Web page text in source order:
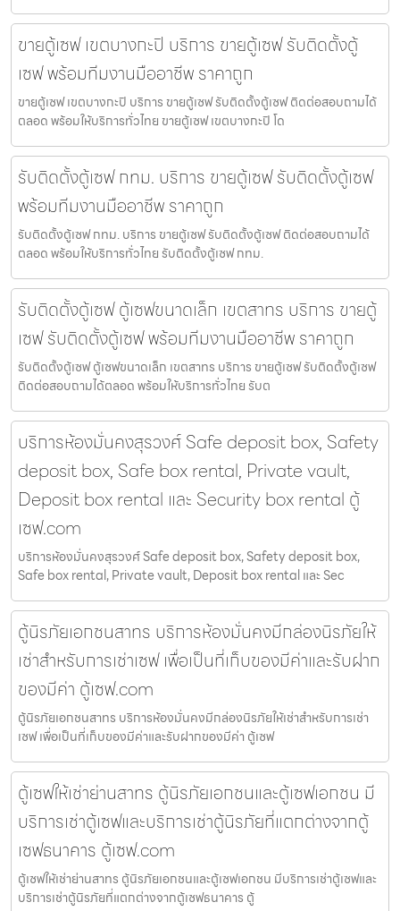
ขายตู้เซฟ เขตบางกะปิ บริการ ขายตู้เซฟ รับติดตั้งตู้
เซฟ พร้อมทีมงานมืออาชีพ ราคาถูก
ขายตู้เซฟ เขตบางกะปิ บริการ ขายตู้เซฟ รับติดตั้งตู้เซฟ ติดต่อสอบถามได้
ตลอด พร้อมให้บริการทั่วไทย ขายตู้เซฟ เขตบางกะปิ โด
รับติดตั้งตู้เซฟ กทม. บริการ ขายตู้เซฟ รับติดตั้งตู้เซฟ
พร้อมทีมงานมืออาชีพ ราคาถูก
รับติดตั้งตู้เซฟ กทม. บริการ ขายตู้เซฟ รับติดตั้งตู้เซฟ ติดต่อสอบถามได้
ตลอด พร้อมให้บริการทั่วไทย รับติดตั้งตู้เซฟ กทม.
รับติดตั้งตู้เซฟ ตู้เซฟขนาดเล็ก เขตสาทร บริการ ขายตู้
เซฟ รับติดตั้งตู้เซฟ พร้อมทีมงานมืออาชีพ ราคาถูก
รับติดตั้งตู้เซฟ ตู้เซฟขนาดเล็ก เขตสาทร บริการ ขายตู้เซฟ รับติดตั้งตู้เซฟ
ติดต่อสอบถามได้ตลอด พร้อมให้บริการทั่วไทย รับต
บริการห้องมั่นคงสุรวงศ์ Safe deposit box, Safety
deposit box, Safe box rental, Private vault,
Deposit box rental และ Security box rental ตู้
เซฟ.com
บริการห้องมั่นคงสุรวงศ์ Safe deposit box, Safety deposit box,
Safe box rental, Private vault, Deposit box rental และ Sec
ตู้นิรภัยเอกชนสาทร บริการห้องมั่นคงมีกล่องนิรภัยให้
เช่าสำหรับการเช่าเซฟ เพื่อเป็นที่เก็บของมีค่าและรับฝาก
ของมีค่า ตู้เซฟ.com
ตู้นิรภัยเอกชนสาทร บริการห้องมั่นคงมีกล่องนิรภัยให้เช่าสำหรับการเช่า
เซฟ เพื่อเป็นที่เก็บของมีค่าและรับฝากของมีค่า ตู้เซฟ
ตู้เซฟให้เช่าย่านสาทร ตู้นิรภัยเอกชนและตู้เซฟเอกชน มี
บริการเช่าตู้เซฟและบริการเช่าตู้นิรภัยที่แตกต่างจากตู้
เซฟธนาคาร ตู้เซฟ.com
ตู้เซฟให้เช่าย่านสาทร ตู้นิรภัยเอกชนและตู้เซฟเอกชน มีบริการเช่าตู้เซฟและ
บริการเช่าตู้นิรภัยที่แตกต่างจากตู้เซฟธนาคาร ตู้